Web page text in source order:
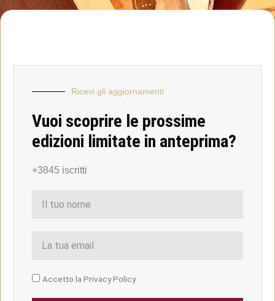
Ricevi gli aggiornamenti
Vuoi scoprire le prossime
edizioni limitate in anteprima?
+3845 iscritti
Accetto la Privacy Policy